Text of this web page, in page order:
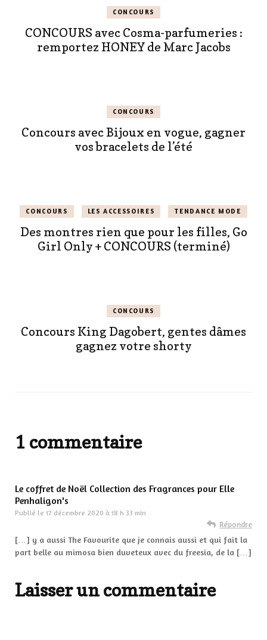
CONCOURS
CONCOURS avec Cosma-parfumeries :
remportez HONEY de Marc Jacobs
CONCOURS
Concours avec Bijoux en vogue, gagner
vos bracelets de l’été
CONCOURS LES ACCESSOIRES TENDANCE MODE
Des montres rien que pour les filles, Go
Girl Only + CONCOURS (terminé)
CONCOURS
Concours King Dagobert, gentes dâmes
gagnez votre shorty
1 commentaire
Le coffret de Noël Collection des Fragrances pour Elle
Penhaligon's
Publié le 17 décembre 2020 à 18 h 33 min
Répondre
[…] y a aussi The Favourite que je connais aussi et qui fait la
part belle au mimosa bien duveteux avec du freesia, de la […]
Laisser un commentaire